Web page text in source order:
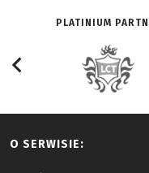
PLATINIUM
O SERWISIE: